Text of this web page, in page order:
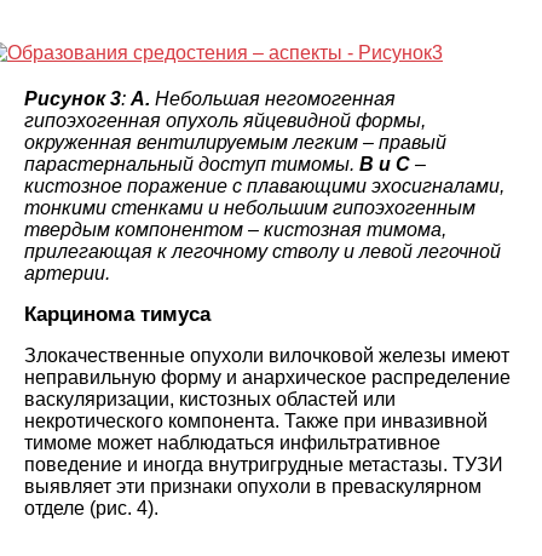
Рисунок 3: A. Небольшая негомогенная
гипоэхогенная опухоль яйцевидной формы,
окруженная вентилируемым легким – правый
парастернальный доступ тимомы. B и C –
кистозное поражение с плавающими эхосигналами,
тонкими стенками и небольшим гипоэхогенным
твердым компонентом – кистозная тимома,
прилегающая к легочному стволу и левой легочной
артерии.
Карцинома тимуса
Злокачественные опухоли вилочковой железы имеют
неправильную форму и анархическое распределение
васкуляризации, кистозных областей или
некротического компонента. Также при инвазивной
тимоме может наблюдаться инфильтративное
поведение и иногда внутригрудные метастазы. ТУЗИ
выявляет эти признаки опухоли в преваскулярном
отделе (рис. 4).